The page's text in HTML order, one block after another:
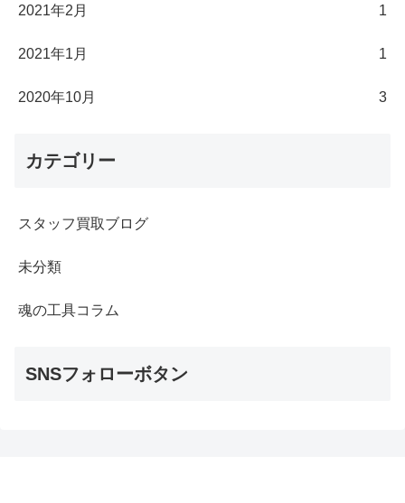
2021年2月 1
2021年1月 1
2020年10月 3
カテゴリー
スタッフ買取ブログ
未分類
魂の工具コラム
SNSフォローボタン